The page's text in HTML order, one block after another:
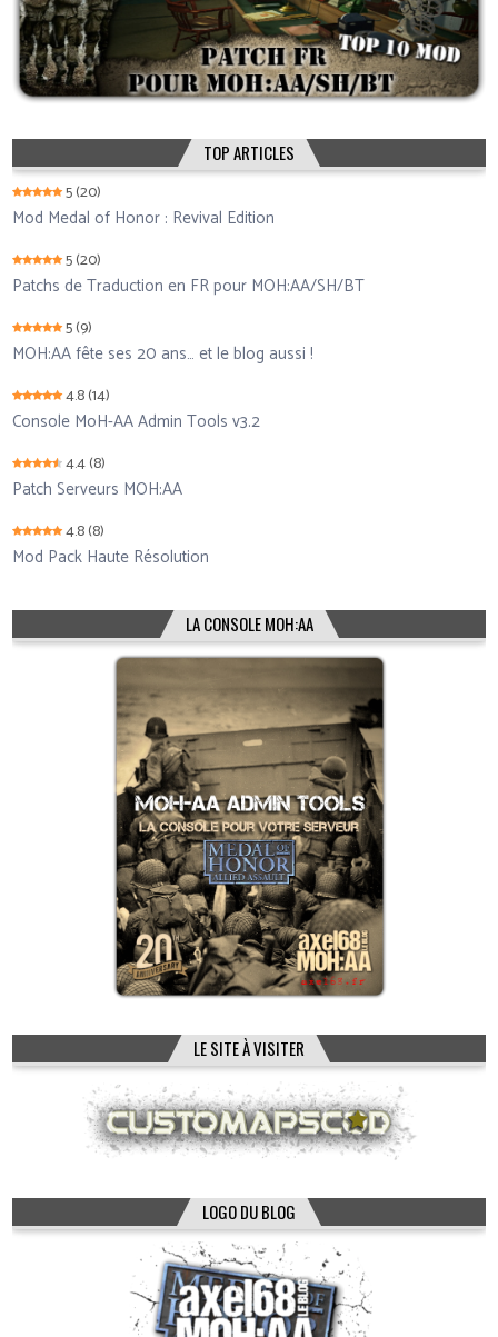
TOP ARTICLES
5(20)
Mod Medal of Honor : Revival Edition
5(20)
Patchs de Traduction en FR pour MOH:AA/SH/BT
5(9)
MOH:AA fête ses 20 ans… et le blog aussi !
4.8(14)
Console MoH-AA Admin Tools v3.2
4.4(8)
Patch Serveurs MOH:AA
4.8(8)
Mod Pack Haute Résolution
LA CONSOLE MOH:AA
LE SITE À VISITER
LOGO DU BLOG